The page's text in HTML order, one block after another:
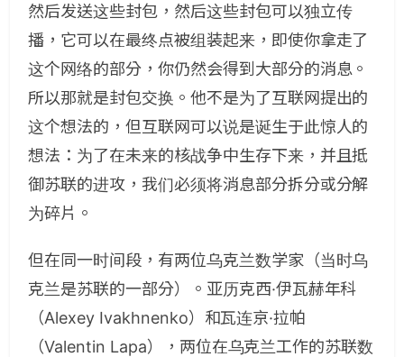
然后发送这些封包，然后这些封包可以独立传
播，它可以在最终点被组装起来，即使你拿走了
这个网络的部分，你仍然会得到大部分的消息。
所以那就是封包交换。他不是为了互联网提出的
这个想法的，但互联网可以说是诞生于此惊人的
想法：为了在未来的核战争中生存下来，并且抵
御苏联的进攻，我们必须将消息部分拆分或分解
为碎片。
但在同一时间段，有两位乌克兰数学家（当时乌
克兰是苏联的一部分）。亚历克西·伊瓦赫年科
（Alexey Ivakhnenko）和瓦连京·拉帕
（Valentin Lapa），两位在乌克兰工作的苏联数